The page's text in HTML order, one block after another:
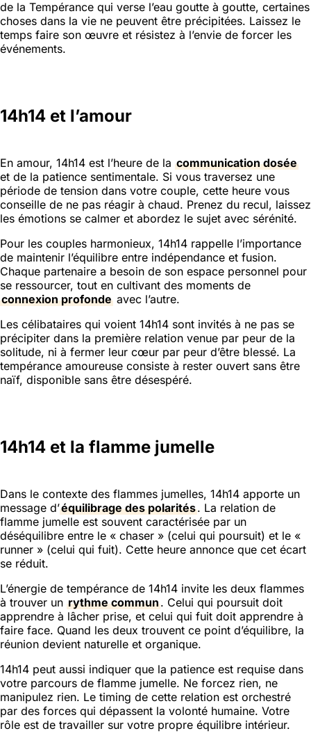
de la Tempérance qui verse l’eau goutte à goutte, certaines
choses dans la vie ne peuvent être précipitées. Laissez le
temps faire son œuvre et résistez à l’envie de forcer les
événements.
14h14 et l’amour
En amour, 14h14 est l’heure de la communication dosée
et de la patience sentimentale. Si vous traversez une
période de tension dans votre couple, cette heure vous
conseille de ne pas réagir à chaud. Prenez du recul, laissez
les émotions se calmer et abordez le sujet avec sérénité.
Pour les couples harmonieux, 14h14 rappelle l’importance
de maintenir l’équilibre entre indépendance et fusion.
Chaque partenaire a besoin de son espace personnel pour
se ressourcer, tout en cultivant des moments de
connexion profonde avec l’autre.
Les célibataires qui voient 14h14 sont invités à ne pas se
précipiter dans la première relation venue par peur de la
solitude, ni à fermer leur cœur par peur d’être blessé. La
tempérance amoureuse consiste à rester ouvert sans être
naïf, disponible sans être désespéré.
14h14 et la flamme jumelle
Dans le contexte des flammes jumelles, 14h14 apporte un
message d’équilibrage des polarités. La relation de
flamme jumelle est souvent caractérisée par un
déséquilibre entre le « chaser » (celui qui poursuit) et le «
runner » (celui qui fuit). Cette heure annonce que cet écart
se réduit.
L’énergie de tempérance de 14h14 invite les deux flammes
à trouver un rythme commun. Celui qui poursuit doit
apprendre à lâcher prise, et celui qui fuit doit apprendre à
faire face. Quand les deux trouvent ce point d’équilibre, la
réunion devient naturelle et organique.
14h14 peut aussi indiquer que la patience est requise dans
votre parcours de flamme jumelle. Ne forcez rien, ne
manipulez rien. Le timing de cette relation est orchestré
par des forces qui dépassent la volonté humaine. Votre
rôle est de travailler sur votre propre équilibre intérieur.